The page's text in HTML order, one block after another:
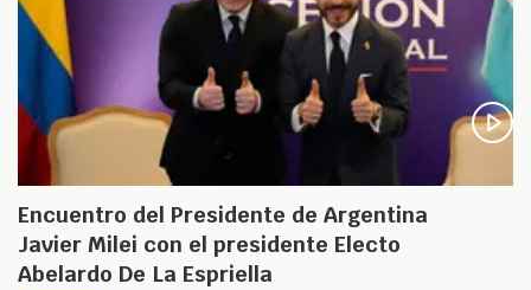
Encuentro del Presidente de Argentina
Javier Milei con el presidente Electo
Abelardo De La Espriella